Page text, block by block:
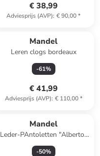
€ 38,99
Adviesprijs (AVP): € 90,00*
Mandel
Leren clogs bordeaux
-61%
€ 41,99
Adviesprijs (AVP): € 110,00*
Mandel
Leder-PAntoletten "Alberto"
lichtbruin
-50%